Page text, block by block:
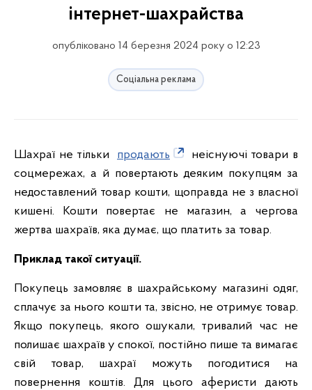
інтернет-шахрайства
опубліковано 14 березня 2024 року о 12:23
Соціальна реклама
Шахраї не тільки продають
неіснуючі товари в
соцмережах, а й повертають деяким покупцям за
недоставлений товар кошти, щоправда не з власної
кишені. Кошти повертає не магазин, а чергова
жертва шахраїв, яка думає, що платить за товар.
Приклад такої ситуації.
Покупець замовляє в шахрайському магазині одяг,
сплачує за нього кошти та, звісно, не отримує товар.
Якщо покупець, якого ошукали, тривалий час не
полишає шахраїв у спокої, постійно пише та вимагає
свій товар, шахраї можуть погодитися на
повернення коштів. Для цього аферисти дають